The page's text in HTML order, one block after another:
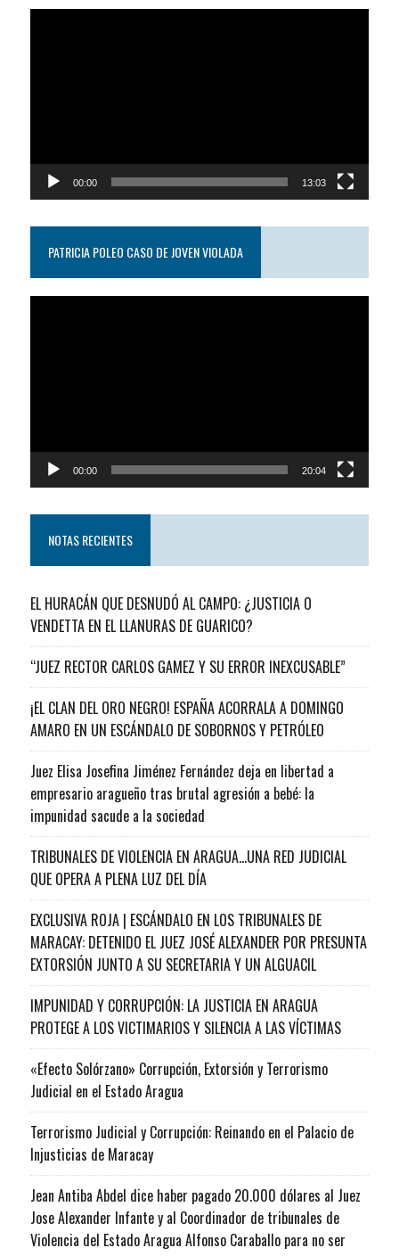
00:00 13:03
PATRICIA POLEO CASO DE JOVEN VIOLADA
00:00 20:04
NOTAS RECIENTES
EL HURACÁN QUE DESNUDÓ AL CAMPO: ¿JUSTICIA O
VENDETTA EN EL LLANURAS DE GUARICO?
“JUEZ RECTOR CARLOS GAMEZ Y SU ERROR INEXCUSABLE”
¡EL CLAN DEL ORO NEGRO! ESPAÑA ACORRALA A DOMINGO
AMARO EN UN ESCÁNDALO DE SOBORNOS Y PETRÓLEO
Juez Elisa Josefina Jiménez Fernández deja en libertad a
empresario aragueño tras brutal agresión a bebé: la
impunidad sacude a la sociedad
TRIBUNALES DE VIOLENCIA EN ARAGUA…UNA RED JUDICIAL
QUE OPERA A PLENA LUZ DEL DÍA
EXCLUSIVA ROJA | ESCÁNDALO EN LOS TRIBUNALES DE
MARACAY: DETENIDO EL JUEZ JOSÉ ALEXANDER POR PRESUNTA
EXTORSIÓN JUNTO A SU SECRETARIA Y UN ALGUACIL
IMPUNIDAD Y CORRUPCIÓN: LA JUSTICIA EN ARAGUA
PROTEGE A LOS VICTIMARIOS Y SILENCIA A LAS VÍCTIMAS
«Efecto Solórzano» Corrupción, Extorsión y Terrorismo
Judicial en el Estado Aragua
Terrorismo Judicial y Corrupción: Reinando en el Palacio de
Injusticias de Maracay
Jean Antiba Abdel dice haber pagado 20.000 dólares al Juez
Jose Alexander Infante y al Coordinador de tribunales de
Violencia del Estado Aragua Alfonso Caraballo para no ser